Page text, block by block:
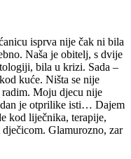
isprva nije čak ni bila
Naša je obitelj, s dvije
bila u krizi. Sada –
kuće. Ništa se nije
Moju djecu nije
je otprilike isti… Dajem
kod liječnika, terapije,
dječicom. Glamurozno, zar